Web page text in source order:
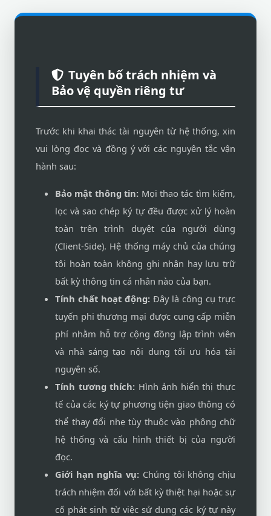
Tuyên bố trách nhiệm và
Bảo vệ quyền riêng tư
Trước khi khai thác tài nguyên từ hệ thống, xin
vui lòng đọc và đồng ý với các nguyên tắc vận
hành sau:
Bảo mật thông tin: Mọi thao tác tìm kiếm,
lọc và sao chép ký tự đều được xử lý hoàn
toàn trên trình duyệt của người dùng
(Client-Side). Hệ thống máy chủ của chúng
tôi hoàn toàn không ghi nhận hay lưu trữ
bất kỳ thông tin cá nhân nào của bạn.
Tính chất hoạt động: Đây là công cụ trực
tuyến phi thương mại được cung cấp miễn
phí nhằm hỗ trợ cộng đồng lập trình viên
và nhà sáng tạo nội dung tối ưu hóa tài
nguyên số.
Tính tương thích: Hình ảnh hiển thị thực
tế của các ký tự phương tiện giao thông có
thể thay đổi nhẹ tùy thuộc vào phông chữ
hệ thống và cấu hình thiết bị của người
đọc.
Giới hạn nghĩa vụ: Chúng tôi không chịu
trách nhiệm đối với bất kỳ thiệt hại hoặc sự
cố phát sinh từ việc sử dụng các ký tự này